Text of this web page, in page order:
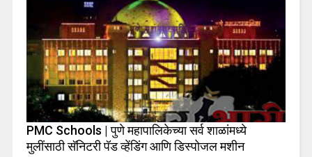
PMC Schools | पुणे महापालिकेच्या सर्व शाळांमध्ये
मुलींसाठी सॅनिटरी पॅड व्हेंडिंग आणि डिस्पोजल मशीन